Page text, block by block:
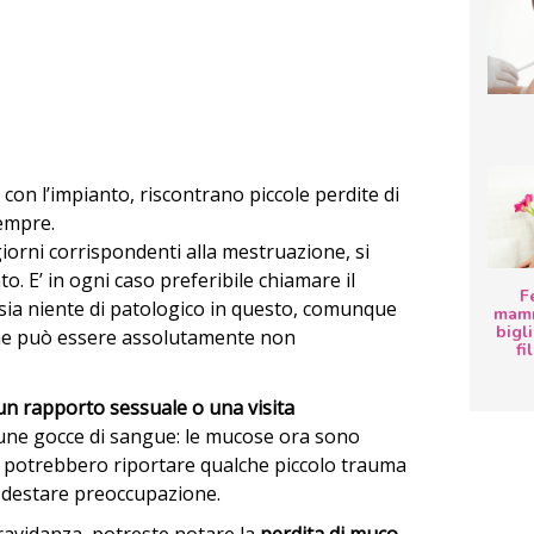
l’impianto, riscontrano piccole perdite di
corrispondenti alla mestruazione, si
E’ in ogni caso preferibile chiamare il
niente di patologico in questo, comunque
può essere assolutamente non
rapporto sessuale o una visita
gocce di sangue: le mucose ora sono
riportare qualche piccolo trauma
preoccupazione.